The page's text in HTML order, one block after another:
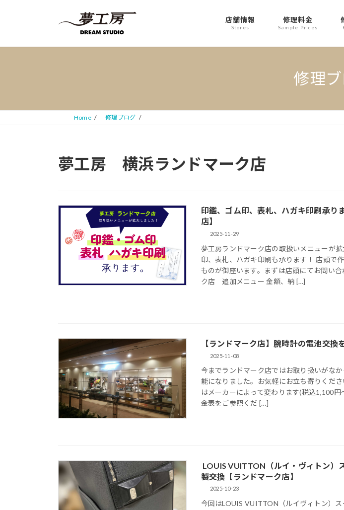
店舗情報
Stores
修理料金
Sample Prices
修理
Home 修理ブログ
夢工房 横浜ランドマーク店
印鑑、ゴム印、表札、ハガキ印刷承り
店】
2025-11-29
夢工房ランドマーク店の取扱いメニューが
印、表札、ハガキ印刷も承ります！ 店頭で
ものが御座います。まずは店頭にてお問い
ク店 追加メニュー 金額、納 […]
【ランドマーク店】腕時計の電池交換
2025-11-08
今までランドマーク店ではお取り扱いがな
能になりました。お気軽にお立ち寄りくださ
はメーカーによって変わります(税込1,100
金表をご参照くだ […]
LOUIS VUITTON（ルイ・ヴィトン
製交換【ランドマーク店】
2025-10-23
今回はLOUIS VUITTON（ルイヴィトン）